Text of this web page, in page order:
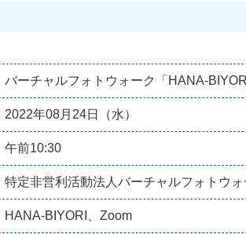
バーチャルフォトウォーク「HANA-
2022年08月24日（水）
午前10:30
特定非営利活動法人バーチャルフォトウォ
HANA-BIYORI、Zoom